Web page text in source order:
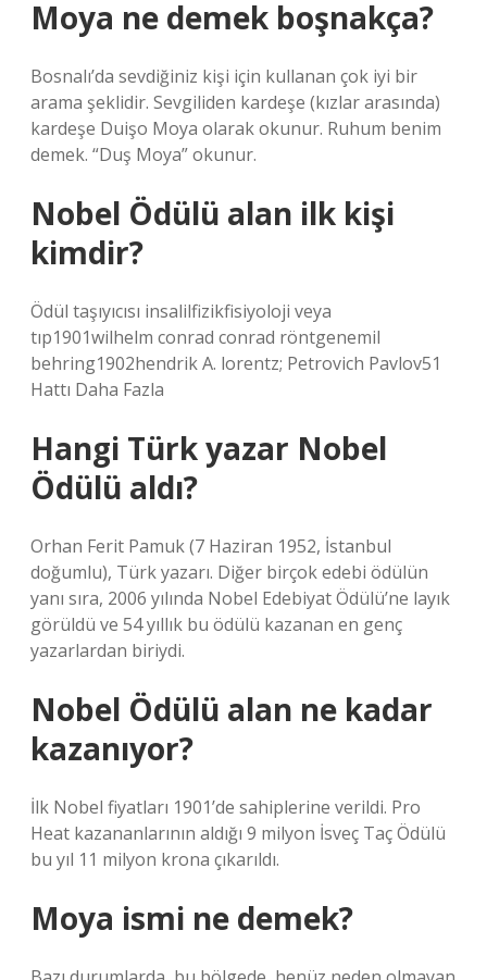
Moya ne demek boşnakça?
Bosnalı’da sevdiğiniz kişi için kullanan çok iyi bir
arama şeklidir. Sevgiliden kardeşe (kızlar arasında)
kardeşe Duişo Moya olarak okunur. Ruhum benim
demek. “Duş Moya” okunur.
Nobel Ödülü alan ilk kişi
kimdir?
Ödül taşıyıcısı insalilfizikfisiyoloji veya
tıp1901wilhelm conrad conrad röntgenemil
behring1902hendrik A. lorentz; Petrovich Pavlov51
Hattı Daha Fazla
Hangi Türk yazar Nobel
Ödülü aldı?
Orhan Ferit Pamuk (7 Haziran 1952, İstanbul
doğumlu), Türk yazarı. Diğer birçok edebi ödülün
yanı sıra, 2006 yılında Nobel Edebiyat Ödülü’ne layık
görüldü ve 54 yıllık bu ödülü kazanan en genç
yazarlardan biriydi.
Nobel Ödülü alan ne kadar
kazanıyor?
İlk Nobel fiyatları 1901’de sahiplerine verildi. Pro
Heat kazananlarının aldığı 9 milyon İsveç Taç Ödülü
bu yıl 11 milyon krona çıkarıldı.
Moya ismi ne demek?